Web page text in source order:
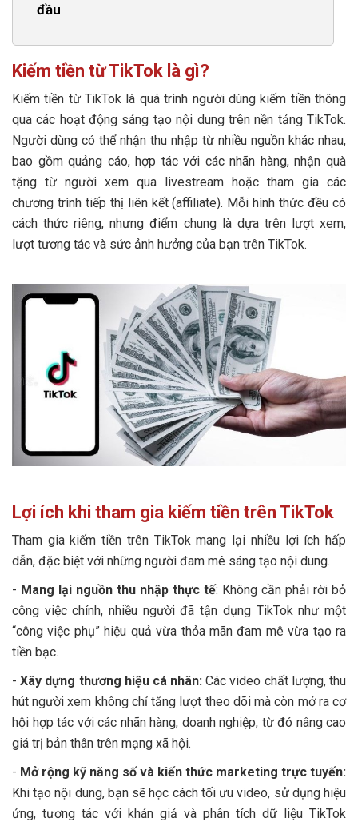
đầu
Bước 2: Lựa chọn niche nội dung phù hợp
Bước 3: Bật kiếm tiền TikTok: Điều kiện và hướng
dẫn chi tiết
Bước 4: Tăng lượt theo dõi và tương tác tăng cơ hội
kiếm tiền
Kiếm tiền từ TikTok là gì?
Kiếm tiền từ TikTok là quá trình người dùng kiếm tiền thông
qua các hoạt động sáng tạo nội dung trên nền tảng TikTok.
Người dùng có thể nhận thu nhập từ nhiều nguồn khác nhau,
bao gồm quảng cáo, hợp tác với các nhãn hàng, nhận quà
tặng từ người xem qua livestream hoặc tham gia các
chương trình tiếp thị liên kết (affiliate). Mỗi hình thức đều có
cách thức riêng, nhưng điểm chung là dựa trên lượt xem,
lượt tương tác và sức ảnh hưởng của bạn trên TikTok.
Lợi ích khi tham gia kiếm tiền trên TikTok
Tham gia kiếm tiền trên TikTok mang lại nhiều lợi ích hấp
dẫn, đặc biệt với những người đam mê sáng tạo nội dung.
- Mang lại nguồn thu nhập thực tế: Không cần phải rời bỏ
công việc chính, nhiều người đã tận dụng TikTok như một
“công việc phụ” hiệu quả vừa thỏa mãn đam mê vừa tạo ra
tiền bạc.
-Xây dựng thương hiệu cá nhân: Các video chất lượng, thu
hút người xem không chỉ tăng lượt theo dõi mà còn mở ra cơ
hội hợp tác với các nhãn hàng, doanh nghiệp, từ đó nâng cao
giá trị bản thân trên mạng xã hội.
- Mở rộng kỹ năng số và kiến thức marketing trực tuyến:
Khi tạo nội dung, bạn sẽ học cách tối ưu video, sử dụng hiệu
ứng, tương tác với khán giả và phân tích dữ liệu TikTok